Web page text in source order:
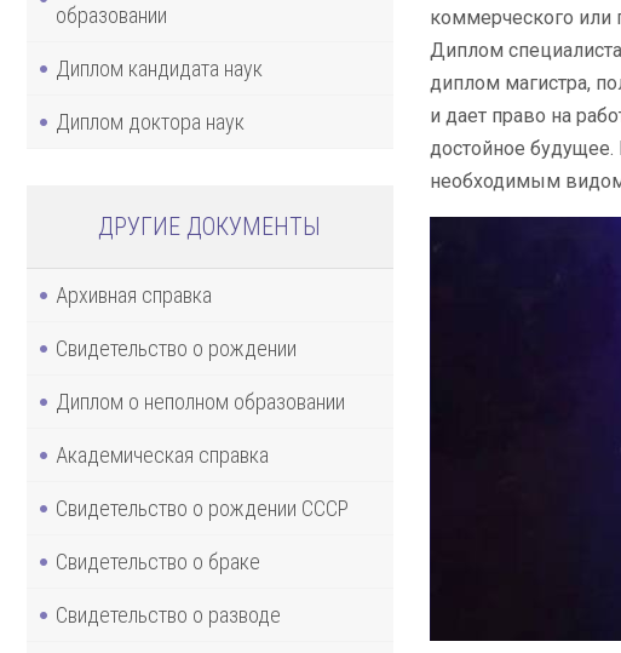
образовании
Диплом кандидата наук
Диплом доктора наук
ДРУГИЕ ДОКУМЕНТЫ
Архивная справка
Свидетельство о рождении
Диплом о неполном образовании
Академическая справка
Свидетельство о рождении СССР
Свидетельство о браке
Свидетельство о разводе
коммерческого или
Диплом
диплом магистра,
и дает право на
достойное будущее.
необходимым